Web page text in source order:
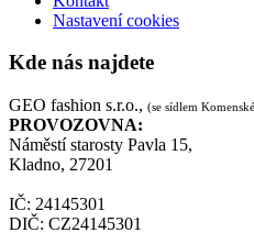
Nastavení cookies
Kde nás najdete
GEO fashion s.r.o., (se sídlem
PROVOZOVNA:
Náměstí starosty Pavla 15,
Kladno, 27201
IČ: 24145301
DIČ: CZ24145301